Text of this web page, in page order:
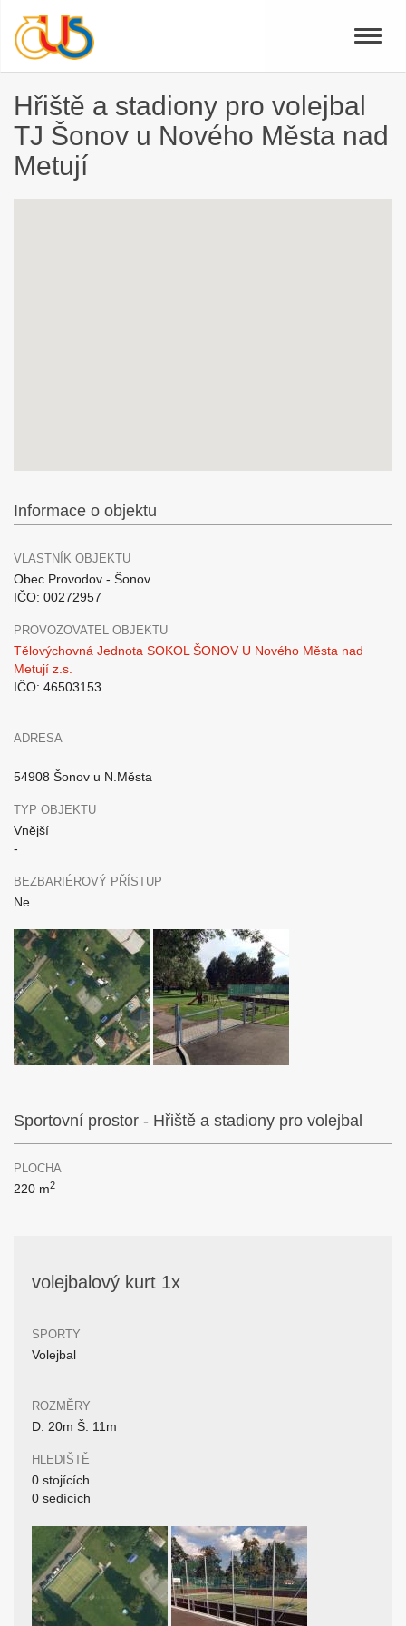
Toggle
Hřiště a stadiony pro volejbal
TJ Šonov u Nového Města nad
Metují
Informace o objektu
VLASTNÍK OBJEKTU
Obec Provodov - Šonov
IČO: 00272957
PROVOZOVATEL OBJEKTU
Tělovýchovná Jednota SOKOL ŠONOV U Nového Města nad
Metují z.s.
IČO: 46503153
ADRESA
54908 Šonov u N.Města
TYP OBJEKTU
Vnější
-
BEZBARIÉROVÝ PŘÍSTUP
Ne
Sportovní prostor - Hřiště a stadiony pro volejbal
PLOCHA
220 m2
volejbalový kurt 1x
SPORTY
Volejbal
ROZMĚRY
D: 20m Š: 11m
HLEDIŠTĚ
0 stojících
0 sedících